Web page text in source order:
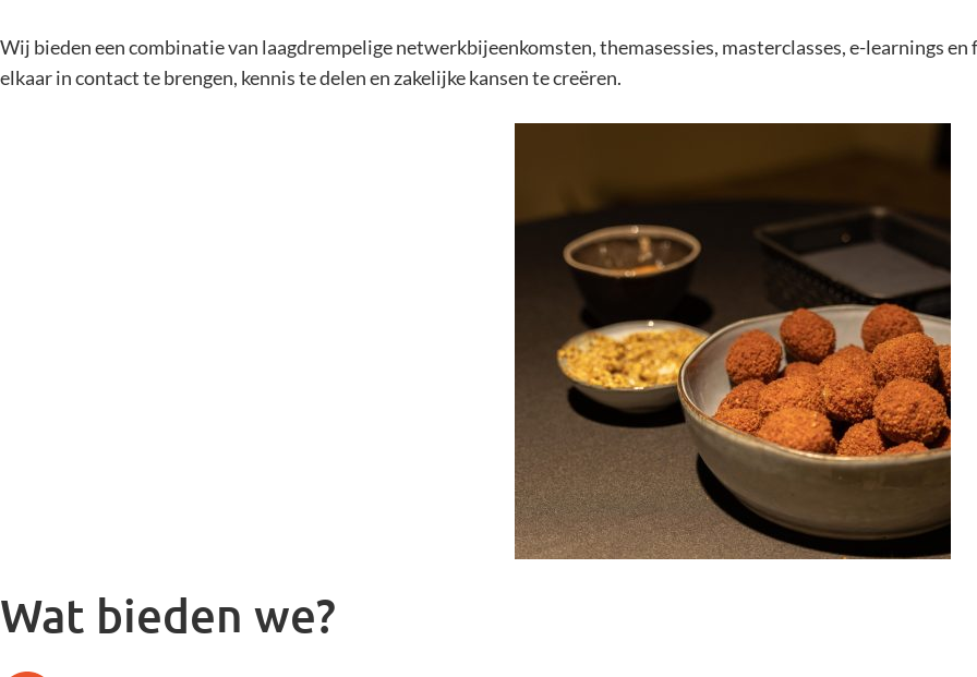
Wij bieden een combinatie van laagdrempelige netwerkbijeenkomsten, themasessies, masterclasses, e-learnings
elkaar in contact te brengen, kennis te delen en zakelijke kansen te creëren.
Wat bieden we?